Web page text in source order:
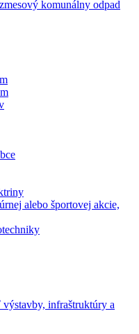
komunálny odpad
alebo športovej akcie,
infraštruktúry a